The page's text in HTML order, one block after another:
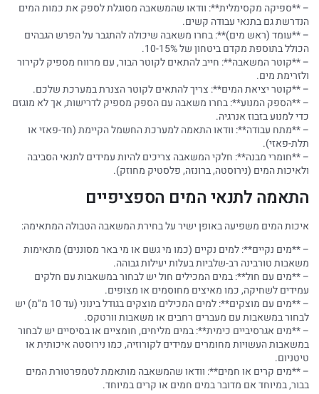
– **ספיקה מקסימלית**: וודאו שהמשאבה מסוגלת לספק את כמות המים
הנדרשת גם בתנאי עבודה קשים.
– **עומד (ראש מים)**: בחרו משאבה שיכולה להתגבר על הפרש הגבהים
הכולל בתוספת מקדם ביטחון של 10-15%.
– **קוטר המשאבה**: חייב להתאים לקוטר הבור, עם מרווח מספיק לקירור
ולזרימת מים.
– **קוטר יציאת המים**: צריך להתאים לקוטר הצנרת במערכת שלכם.
– **הספק המנוע**: בחרו משאבה עם הספק מספיק לדרישות, אך לא מוגזם
כדי למנוע בזבוז אנרגיה.
– **מתח עבודה**: וודאו התאמה למערכת החשמל הקיימת (חד-פאזי או
תלת-פאזי).
– **חומרי מבנה**: חלקי המשאבה צריכים להיות עמידים לתנאי הסביבה
ולאיכות המים (נירוסטה, ברונזה, פלסטיק מחוזק).
התאמה לתנאי המים הספציפיים
איכות המים משפיעה באופן ישיר על בחירת המשאבה הטבולה המתאימה:
– **מים נקיים**: למים נקיים (כמו מי גשם או מי באר מסוננים) מתאימות
משאבות טורבינה רב-שלביות בעלות יעילות גבוהה.
– **מים עם חול**: במים המכילים חול יש לבחור במשאבות עם חלקים
עמידים לשחיקה, כמו מאיצים מחוסמים או מצופים.
– **מים עם מוצקים**: למים המכילים מוצקים בגודל בינוני (עד 10 מ"מ) יש
לבחור במשאבות עם מעברים רחבים או משאבות וורטקס.
– **מים אגרסיביים כימית**: במים מליחים, חומציים או בסיסיים יש לבחור
במשאבות העשויות מחומרים עמידים לקורוזיה, כמו נירוסטה איכותית או
טיטניום.
– **מים קרים או חמים**: וודאו שהמשאבה מותאמת לטמפרטורת המים
בבור, במיוחד אם מדובר במים חמים או קרים במיוחד.